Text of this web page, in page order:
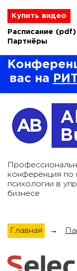
Купить видео
Расписание (pdf)
Партнёры
вас на
конференция по
психологии в
бизнесе
Главная →